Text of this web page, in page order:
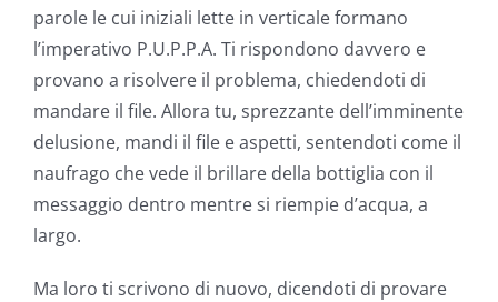
parole le cui iniziali lette in verticale formano
l’imperativo P.U.P.P.A. Ti rispondono davvero e
provano a risolvere il problema, chiedendoti di
mandare il file. Allora tu, sprezzante dell’imminente
delusione, mandi il file e aspetti, sentendoti come il
naufrago che vede il brillare della bottiglia con il
messaggio dentro mentre si riempie d’acqua, a
largo.
Ma loro ti scrivono di nuovo, dicendoti di provare